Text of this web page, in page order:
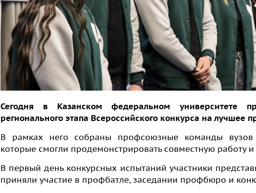
Сегодня в Казанском федеральном университете
регионального этапа Всероссийского конкурса на лучшее
В рамках него собраны профсоюзные команды вузов
которые смогли продемонстрировать совместную работу
В первый день конкурсных испытаний участники
приняли участие в профбатле, заседании профбюро и